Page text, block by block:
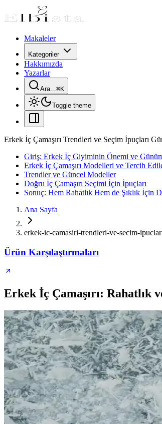
Makaleler
Kategoriler
Hakkımızda
Yazarlar
Ara...⌘K
Toggle theme
Erkek İç Çamaşırı Trendleri ve Seçim İpuçları
Giriş: Erkek İç Giyiminin Önemi ve
Erkek İç Çamaşırı Modelleri ve Tercih
Trendler ve Güncel Modeller
Doğru İç Çamaşırı Seçimi İçin İpuçları
Sonuç: Hem Rahatlık Hem de Şıklık İçin
Ana Sayfa
erkek-ic-camasiri-trendleri-ve-secim-
Ürün Karşılaştırmaları
Erkek İç Çamaşırı: Rahatlık